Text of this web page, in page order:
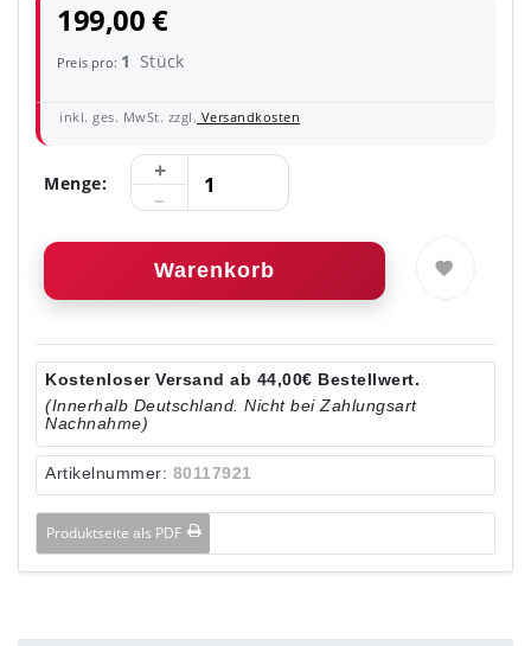
199,00 €
Preis pro: 1 Stück
inkl. ges. MwSt. zzgl. Versandkosten
Menge:
Warenkorb
Kostenloser Versand ab 44,00€ Bestellwert.
(Innerhalb Deutschland. Nicht bei Zahlungsart
Nachnahme)
Artikelnummer: 80117921
Produktseite als PDF